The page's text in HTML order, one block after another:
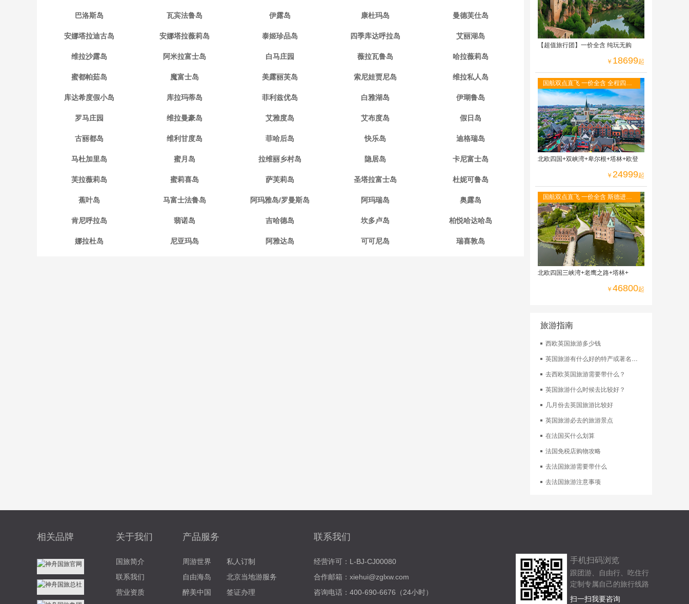
巴洛斯岛 瓦宾法鲁岛 伊露岛 康杜玛岛 曼德芙仕岛
安娜塔拉迪古岛 安娜塔拉薇莉岛 泰姬珍品岛 四季库达呼拉岛 艾丽湖岛
维拉沙露岛 阿米拉富士岛 白马庄园 薇拉瓦鲁岛 哈拉薇莉岛
蜜都帕茹岛 魔富士岛 美露丽芙岛 索尼娃贾尼岛 维拉私人岛
库达希度假小岛 库拉玛蒂岛 菲利兹优岛 白雅湖岛 伊瑚鲁岛
罗马庄园 维拉曼豪岛 艾雅度岛 艾布度岛 假日岛
古丽都岛 维利甘度岛 菲哈后岛 快乐岛 迪格瑞岛
马杜加里岛 蜜月岛 拉维丽乡村岛 隐居岛 卡尼富士岛
芙拉薇莉岛 蜜莉喜岛 萨芙莉岛 圣塔拉富士岛 杜妮可鲁岛
蕉叶岛 马富士法鲁岛 阿玛雅岛/罗曼斯岛 阿玛瑞岛 奥露岛
肯尼呼拉岛 翡诺岛 吉哈德岛 坎多卢岛 柏悦哈达哈岛
娜拉杜岛 尼亚玛岛 阿雅达岛 可可尼岛 瑞喜敦岛
【超值旅行团】一价全含 纯玩无购
￥ 18699起
国航双点直飞 一价全含 全程四星
酒店 免费WIFI 二人游轮内舱 六菜
一汤
北欧四国+双峡湾+卑尔根+塔林+欧登
￥ 24999起
国航双点直飞 一价全含 斯德进哥
本出，冰岛段--赫尔辛基进奥斯陆
出
北欧四国三峡湾+老鹰之路+塔林+
￥ 46800起
旅游指南
西欧英国旅游多少钱
英国旅游有什么好的特产或著名小
吃
去西欧英国旅游需要带什么？
英国旅游什么时候去比较好？
几月份去英国旅游比较好
英国旅游必去的旅游景点
在法国买什么划算
法国免税店购物攻略
去法国旅游需要带什么
去法国旅游注意事项
相关品牌 关于我们
国旅简介
联系我们
营业资质
产品服务
周游世界
私人订制
自由海岛
北京当地游服务
醉美中国
签证办理
联系我们
经营许可：L-BJ-CJ00080
合作邮箱：xiehui@zglxw.com
咨询电话：400-690-6676（24小时）
手机扫码浏览
跟团游、自由行、吃住行
定制专属自己的旅行线路
扫一扫我要咨询